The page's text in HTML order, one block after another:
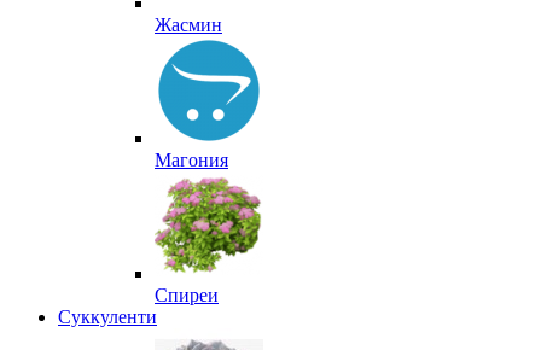
Жасмин
Магония
Спиреи
Суккуленти